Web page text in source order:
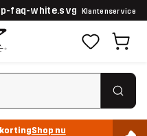
Klantenservice
kortingShop nu